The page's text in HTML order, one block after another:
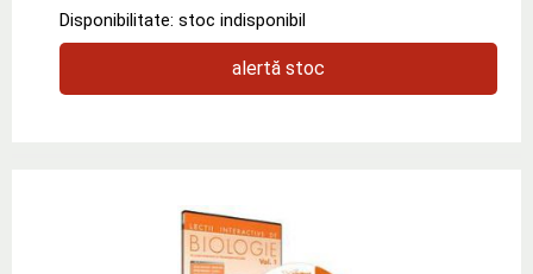
Disponibilitate: stoc indisponibil
alertă stoc